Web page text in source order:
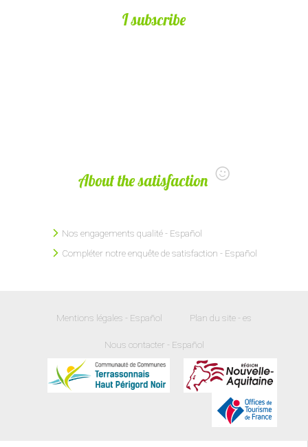
I subscribe
About the satisfaction
Nos engagements qualité - Español
Compléter notre enquête de satisfaction - Español
Mentions légales - Español Plan du site - es
Nous contacter - Español